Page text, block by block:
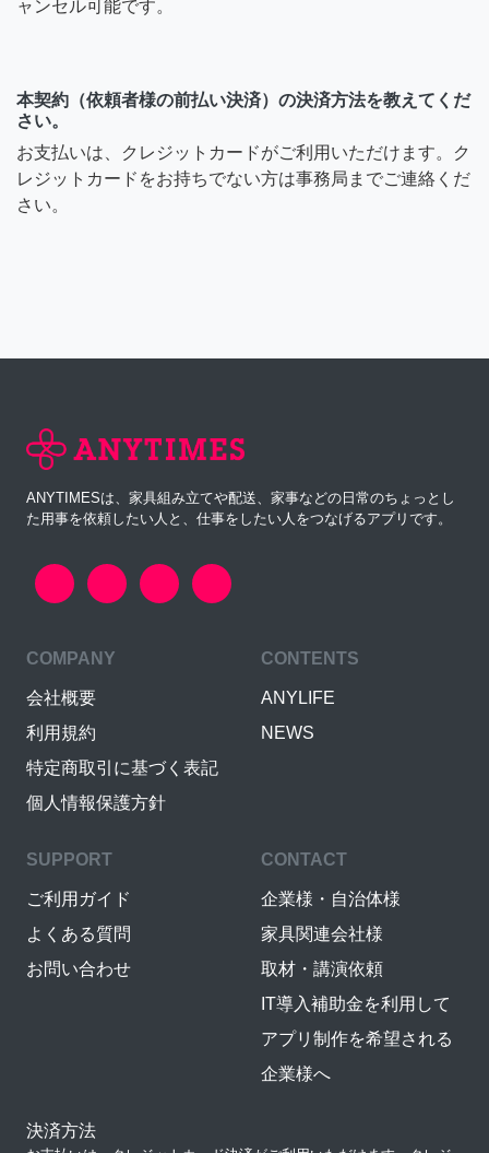
ャンセル可能です。
本契約（依頼者様の前払い決済）の決済方法を教えてくだ
さい。
お支払いは、クレジットカードがご利用いただけます。ク
レジットカードをお持ちでない方は事務局までご連絡くだ
さい。
ANYTIMESは、家具組み立てや配送、家事などの日常のちょっとし
た用事を依頼したい人と、仕事をしたい人をつなげるアプリです。
COMPANY
会社概要
利用規約
特定商取引に基づく表記
個人情報保護方針
CONTENTS
ANYLIFE
NEWS
SUPPORT
ご利用ガイド
よくある質問
お問い合わせ
CONTACT
企業様・自治体様
家具関連会社様
取材・講演依頼
IT導入補助金を利用して
アプリ制作を希望される
企業様へ
決済方法